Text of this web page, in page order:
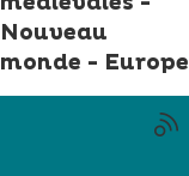
Nouveau
monde - Europe